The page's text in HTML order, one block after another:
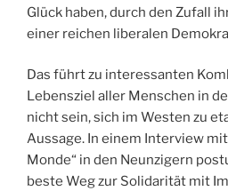
Glück haben, durch den Zufall
einer reichen liberalen
Das führt zu interessanten
Lebensziel aller Menschen in
nicht sein, sich im Westen zu
Aussage. In einem Interview
Monde“ in den Neunzigern
beste Weg zur Solidarität mit